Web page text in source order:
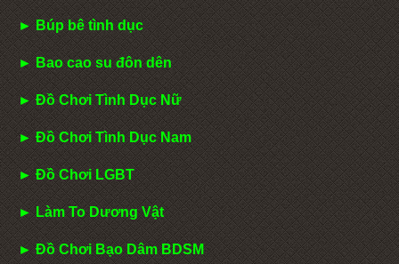
► Búp bê tình dục
► Bao cao su đôn dên
► Đồ Chơi Tình Dục Nữ
► Đồ Chơi Tình Dục Nam
► Đồ Chơi LGBT
► Làm To Dương Vật
► Đồ Chơi Bạo Dâm BDSM